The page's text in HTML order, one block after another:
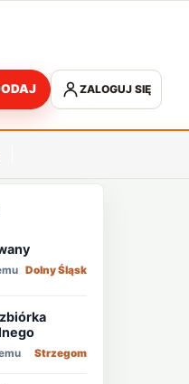
ZALOGUJ SIĘ
Dolny Śląsk
Strzegom